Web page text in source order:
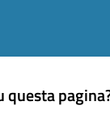
questa